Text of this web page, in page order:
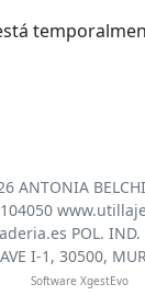
ANTONIA
POL. IND.
I-1, 30500,
Software XgestEvo